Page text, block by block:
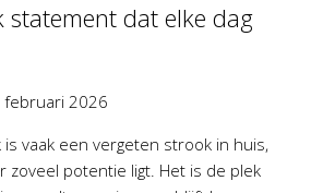
statement dat elke dag
februari 2026
is vaak een vergeten strook in huis,
zoveel potentie ligt. Het is de plek